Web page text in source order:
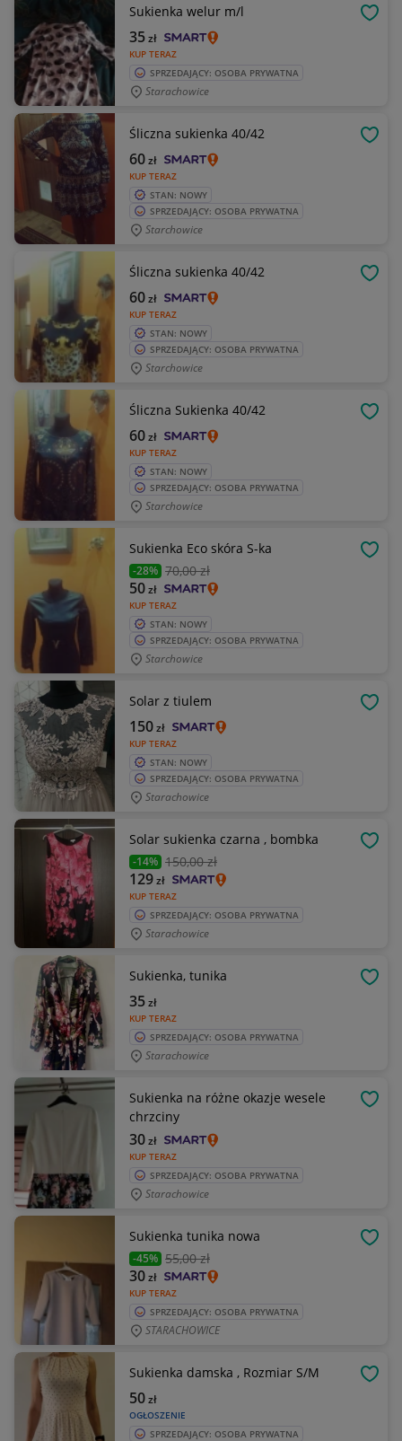
Sukienka welur m/l
KUP TERAZ
35zł
SPRZEDAJĄCY: OSOBA PRYWATNA
Starachowice
Śliczna sukienka 40/42
KUP TERAZ
60zł
STAN: NOWY
SPRZEDAJĄCY: OSOBA PRYWATNA
Starchowice
Śliczna sukienka 40/42
KUP TERAZ
60zł
STAN: NOWY
SPRZEDAJĄCY: OSOBA PRYWATNA
Starchowice
Śliczna Sukienka 40/42
KUP TERAZ
60zł
STAN: NOWY
SPRZEDAJĄCY: OSOBA PRYWATNA
Starchowice
Sukienka Eco skóra S-ka
-28% 70,00 zł
KUP TERAZ
50zł
STAN: NOWY
SPRZEDAJĄCY: OSOBA PRYWATNA
Starchowice
Solar z tiulem
KUP TERAZ
150zł
STAN: NOWY
SPRZEDAJĄCY: OSOBA PRYWATNA
Starachowice
Solar sukienka czarna , bombka
-14% 150,00 zł
KUP TERAZ
129zł
SPRZEDAJĄCY: OSOBA PRYWATNA
Starachowice
Sukienka, tunika
KUP TERAZ
35zł
SPRZEDAJĄCY: OSOBA PRYWATNA
Starachowice
Sukienka na różne okazje wesele
chrzciny
KUP TERAZ
30zł
SPRZEDAJĄCY: OSOBA PRYWATNA
Starachowice
Sukienka tunika nowa
-45% 55,00 zł
KUP TERAZ
30zł
SPRZEDAJĄCY: OSOBA PRYWATNA
STARACHOWICE
Sukienka damska , Rozmiar S/M
OGŁOSZENIE
50zł
SPRZEDAJĄCY: OSOBA PRYWATNA